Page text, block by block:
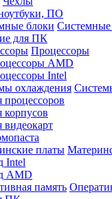
ПО
Системные
для ПК
Процессоры
AMD
Intel
процессоров
корпусов
видеокарт
Intel
AMD